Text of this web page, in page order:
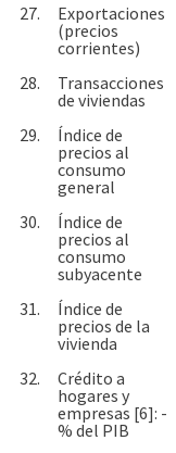
27.
Exportaciones
(precios
corrientes)
28.
Transacciones
de viviendas
29.
Índice de
precios al
consumo
general
30.
Índice de
precios al
consumo
subyacente
31.
Índice de
precios de la
vivienda
32.
Crédito a
hogares y
empresas [6]: -
% del PIB